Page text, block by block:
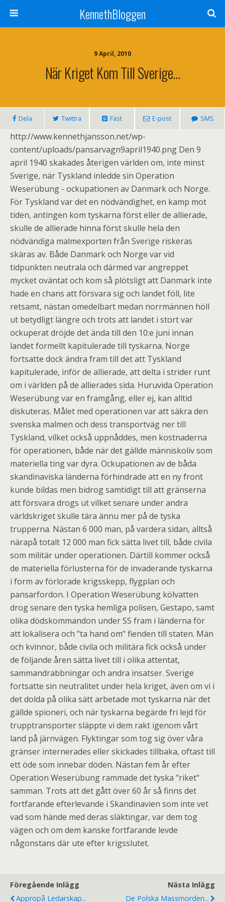
KennethBloggen
9 April, 2010
När Kriget Kom Till Sverige…
Dela Twittra Fäst E-post SMS
http://www.kennethjansson.net/wp-
content/uploads/pansarvagn9april1940.png Den 9
april 1940 skakades återigen världen om, inte minst
Sverige, när Tyskland inledde sin Operation
Weserübung - ockupationen av Danmark och Norge.
För Tyskland var det en nödvändighet, en kamp mot
tiden, antingen kom tyskarna först eller de allierade,
skulle de allierade hinna först skulle hela den
nödvändiga malmexporten från Sverige riskeras
skäras av. Både Danmark och Norge var vid
tidpunkten neutrala och därmed var angreppet
mycket oväntat och kom så plötsligt att Danmark inte
hade en chans att försvara sig och landet föll, lite
retsamt, nästan omedelbart medan norrmännen höll
ut betydligt längre och trots att landet i stort var
ockuperat dröjde det ända till den 10:e juni innan
landet formellt kapitulerade till tyskarna. Norge
fortsatte dock ändra fram till det att Tyskland
kapitulerade, inför de allierade, att delta i strider runt
om i världen på de allierades sida. Huruvida Operation
Weserübung var en framgång, eller ej, kan alltid
diskuteras. Målet med operationen var att säkra den
svenska malmen och dess transportväg ner till
Tyskland, vilket också uppnåddes, men kostnaderna
för operationen, både när det gällde människoliv som
materiella ting var dyra. Ockupationen av de båda
skandinaviska länderna förhindrade att en ny front
kunde bildas men bidrog samtidigt till att gränserna
att försvara drogs ut vilket senare under andra
världskriget skulle tära ännu mer på de tyska
trupperna. Nästan 6 000 man, på vardera sidan, alltså
närapå totalt 12 000 man fick sätta livet till, både civila
som militär under operationen. Därtill kommer också
de materiella förlusterna för de invaderande tyskarna
i form av förlorade krigsskepp, flygplan och
pansarfordon. I Operation Weserübung kölvatten
drog senare den tyska hemliga polisen, Gestapo, samt
olika dödskommandon under SS fram i länderna för
att lokalisera och "ta hand om" fienden till staten. Män
och kvinnor, både civila och militära fick också under
de följande åren sätta livet till i olika attentat,
sammandrabbningar och andra insatser. Sverige
fortsatte sin neutralitet under hela kriget, även om vi i
det dolda på olika sätt arbetade mot tyskarna när det
gällde spioneri, och när tyskarna begärde fri lejd för
trupptransporter släppte vi dem rakt igenom vårt
land på järnvägen. Flyktingar som tog sig över våra
gränser internerades eller skickades tillbaka, oftast till
ett öde som innebar döden. Nästan fem år efter
Operation Weserübung rammade det tyska "riket"
samman. Trots att det gått över 60 år så finns det
fortfarande efterlevande i Skandinavien som inte vet
vad som hände med deras släktingar, var dem tog
vägen och om dem kanske fortfarande levde
någonstans där ute efter krigsslutet.
Föregående Inlägg
Appropå Ledarskap...
Nästa Inlägg
De Polska Massmorden...